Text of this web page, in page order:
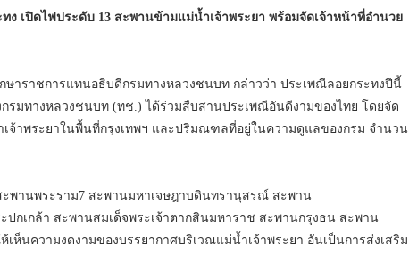
เปิดไฟประดับ 13 สะพานข้ามแม่น้ำเจ้าพระยา พร้อมจัดเจ้าหน้าที่อำนวย
าราชการแทนอธิบดีกรมทางหลวงชนบท กล่าวว่า ประเพณีลอยกระทงปีนี้
รมทางหลวงชนบท (ทช.) ได้ร่วมสืบสานประเพณีอันดีงามของไทย โดยจัด
จ้าพระยาในพื้นที่กรุงเทพฯ และปริมณฑลที่อยู่ในความดูแลของกรม จำนวน
พานพระราม7 สะพานมหาเจษฎาบดินทรานุสรณ์ สะพาน
กเกล้า สะพานสมเด็จพระเจ้าตากสินมหาราช สะพานกรุงธน สะพาน
ห็นความงดงามของบรรยากาศบริเวณแม่น้ำเจ้าพระยา อันเป็นการส่งเสริม